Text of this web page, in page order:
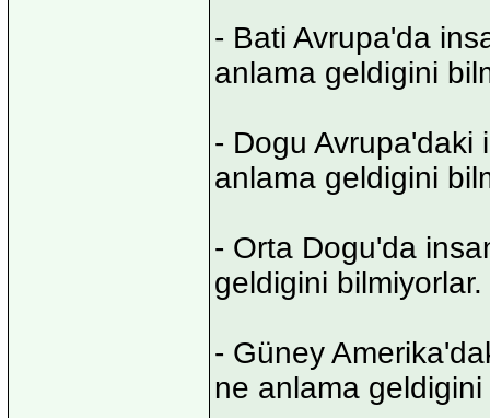
- Bati Avrupa'da
anlama geldigini
- Dogu Avrupa'daki
anlama geldigini
- Orta Dogu'da
geldigini bilmiyorlar.
- Güney
ne anlama geldigini